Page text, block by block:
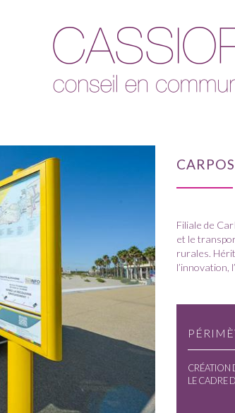
Filiale de
et le
rurales.
l’innovation,
CRÉATION
LE CADRE